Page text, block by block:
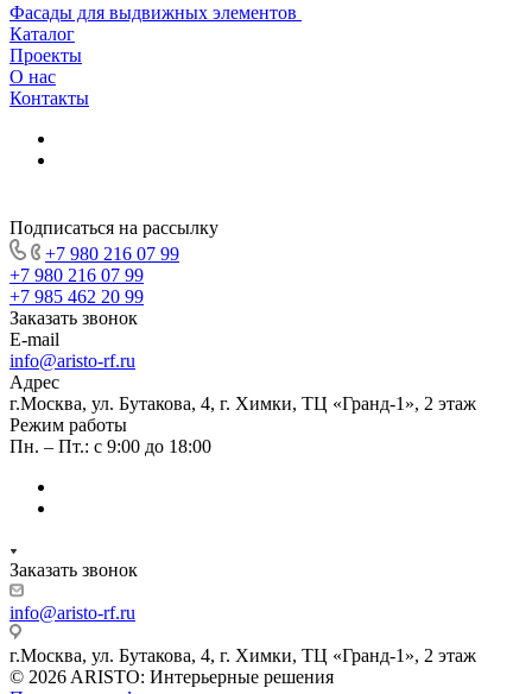
Фасады для выдвижных элементов
Каталог
Проекты
О нас
Контакты
Подписаться на рассылку
+7 980 216 07 99
+7 980 216 07 99
+7 985 462 20 99
Заказать звонок
E-mail
info@aristo-rf.ru
Адрес
г.Москва, ул. Бутакова, 4, г. Химки, ТЦ «Гранд-1», 2 этаж
Режим работы
Пн. – Пт.: с 9:00 до 18:00
Заказать звонок
info@aristo-rf.ru
г.Москва, ул. Бутакова, 4, г. Химки, ТЦ «Гранд-1», 2 этаж
© 2026 ARISTO: Интерьерные решения